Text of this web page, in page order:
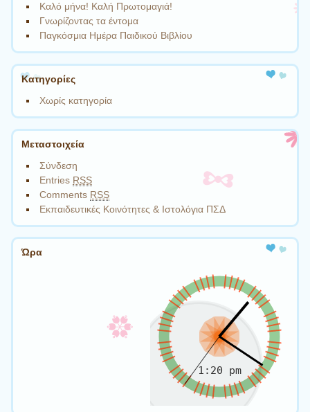
Καλό μήνα! Καλή Πρωτομαγιά!
Γνωρίζοντας τα έντομα
Παγκόσμια Ημέρα Παιδικού Βιβλίου
Kατηγορίες
Χωρίς κατηγορία
Μεταστοιχεία
Σύνδεση
Entries RSS
Comments RSS
Εκπαιδευτικές Κοινότητες & Ιστολόγια ΠΣΔ
Ώρα